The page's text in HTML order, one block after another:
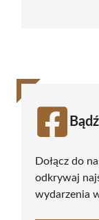
Dołącz do
odkrywaj
wydarzenia